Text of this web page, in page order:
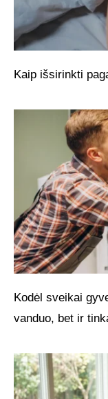
Kaip išsirinkti
Kodėl sveikai
vanduo, bet ir